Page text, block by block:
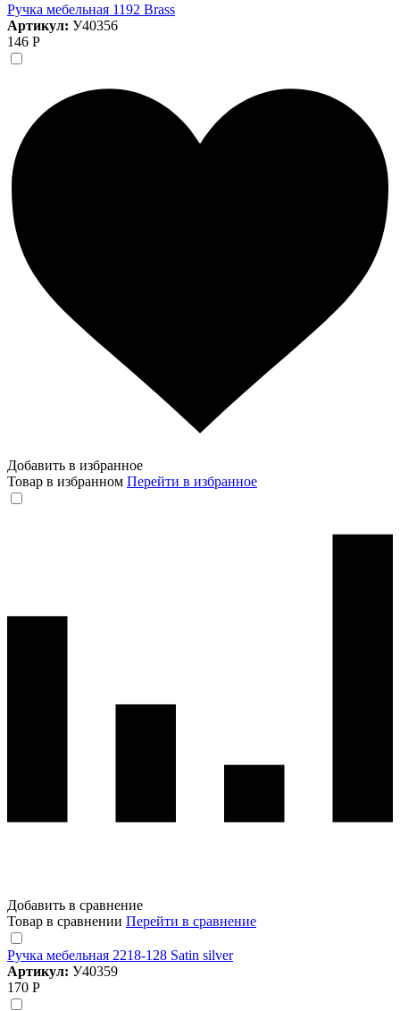
Ручка мебельная 1192 Brass
Артикул: У40356
146 Р
Добавить в избранное
Товар в избранном Перейти в избранное
Добавить в сравнение
Товар в сравнении Перейти в сравнение
Ручка мебельная 2218-128 Satin silver
Артикул: У40359
170 Р